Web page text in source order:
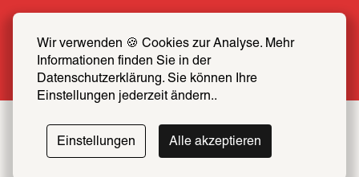
Wir verwenden 🍪 Cookies zur Analyse. Mehr
Informationen finden Sie in der
Datenschutzerklärung. Sie können Ihre
Einstellungen jederzeit ändern..
Einstellungen Alle akzeptieren
SCHIRN FREUND*IN werden
Mehr erfahren